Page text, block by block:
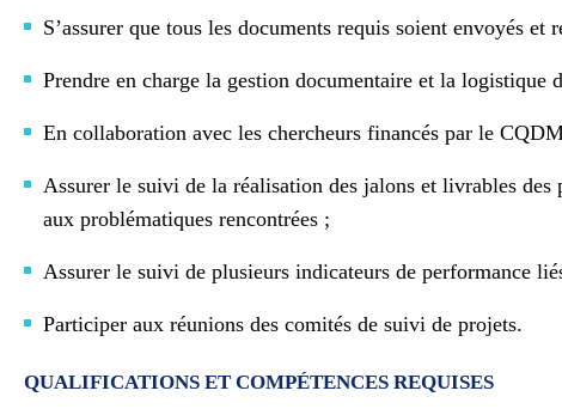
S’assurer que tous les documents requis soient envoyés
Prendre en charge la gestion documentaire et la logistique
En collaboration avec les chercheurs financés par le
Assurer le suivi de la réalisation des jalons et livrables
aux problématiques rencontrées ;
Assurer le suivi de plusieurs indicateurs de performance
Participer aux réunions des comités de suivi de projets.
QUALIFICATIONS ET COMPÉTENCES REQUISES